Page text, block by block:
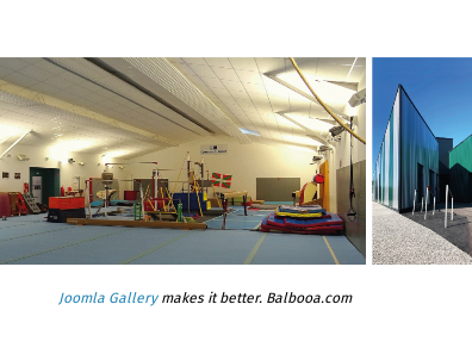
Joomla Gallerymakes it better. Balbooa.com